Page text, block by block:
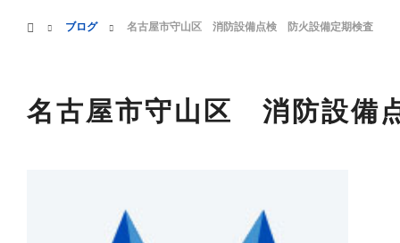
HOME 業務案内
ブログ
名古屋市守山区 消防設備点検 防火設備定期検査
名古屋市守山区 消防設備